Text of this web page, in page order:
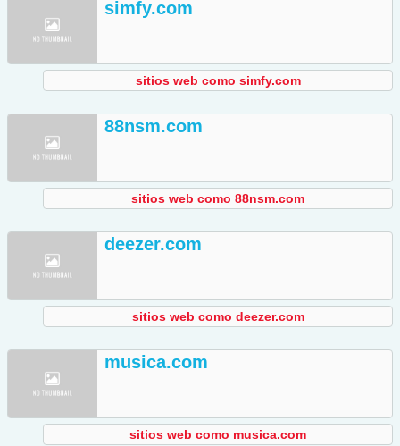
simfy.com
sitios web como simfy.com
88nsm.com
sitios web como 88nsm.com
deezer.com
sitios web como deezer.com
musica.com
sitios web como musica.com